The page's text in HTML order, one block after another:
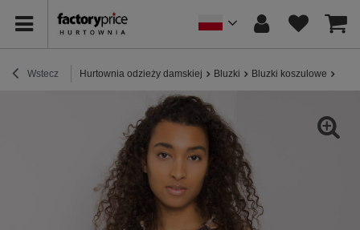
Wstecz Hurtownia odzieży damskiej Bluzki Bluzki koszulowe